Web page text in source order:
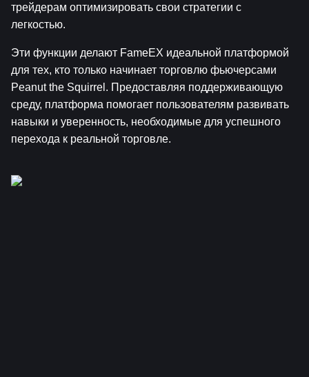
трейдерам оптимизировать свои стратегии с
легкостью.
Эти функции делают FameEX идеальной платформой
для тех, кто только начинает торговлю фьючерсами
Peanut the Squirrel. Предоставляя поддерживающую
среду, платформа помогает пользователям развивать
навыки и уверенность, необходимые для успешного
перехода к реальной торговле.